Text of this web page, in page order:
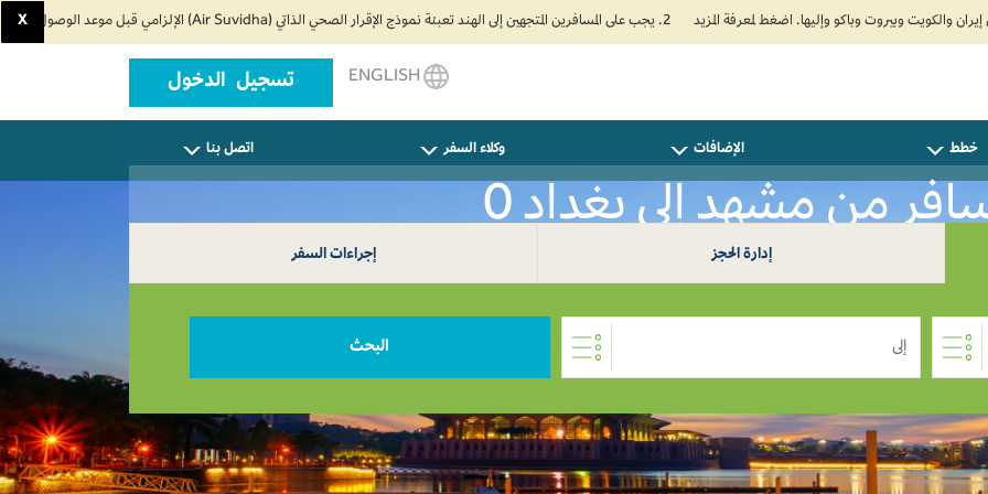
2. يجب على المسافرين المتجهين إلى الهند تعبئة نموذج الإقرار الصحي الذاتي (Air Suvidha) الإلزامي قبل موعد الوصول بـ 24 ساعة على الأقل. اضغط هنا للدخول إلى بوابة Air Suvidha. X
تسجيل الدخول
خطط الإضافات وكلاء السفر اتصل بنا
من مشهد إلى بغداد 0
إدارة الحجز إجراءات السفر
إلى البحث